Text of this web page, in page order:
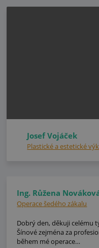
Josef Vojáček
Plastické a estetické
Ing. Růžena
Operace šedého zákalu
Dobrý den, děkuji celému
Šínové zejména za
během mé operace…